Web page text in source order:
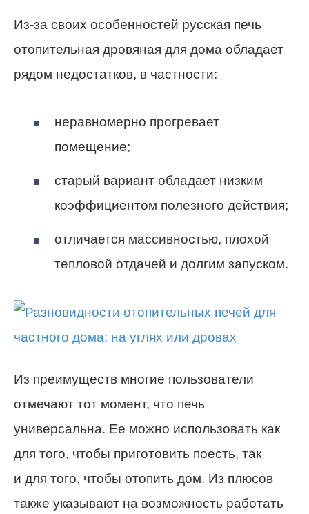
Из-за своих особенностей русская печь
отопительная дровяная для дома обладает
рядом недостатков, в частности:
неравномерно прогревает
помещение;
старый вариант обладает низким
коэффициентом полезного действия;
отличается массивностью, плохой
тепловой отдачей и долгим запуском.
Из преимуществ многие пользователи
отмечают тот момент, что печь
универсальна. Ее можно использовать как
для того, чтобы приготовить поесть, так
и для того, чтобы отопить дом. Из плюсов
также указывают на возможность работать